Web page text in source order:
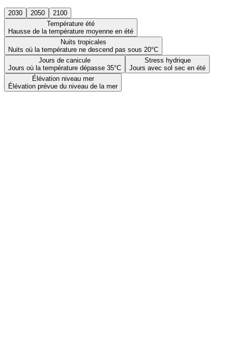
2030 2050
2100
Température été
Hausse de la température moyenne en été
Nuits tropicales
Nuits où la température ne descend pas sous 20°C
Jours de canicule
Jours où la température dépasse 35°C
Stress hydrique
Jours avec sol sec en été
Élévation niveau mer
Élévation prévue du niveau de la mer